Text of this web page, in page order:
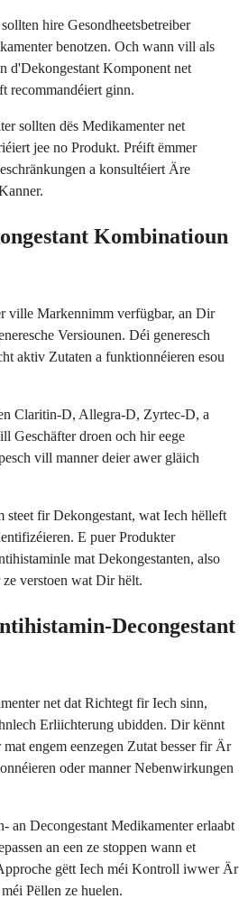
hire Gesondheetsbetreiber
benotzen. Och wann vill als
d'Dekongestant Komponent net
recommandéiert ginn.
sollten dës Medikamenter net
jee no Produkt. Préift ëmmer
a konsultéiert Äre
Kombinatioun
ville Markennimm verfügbar, an Dir
Versiounen. Déi generesch
aktiv Zutaten a funktionnéieren esou
Claritin-D, Allegra-D, Zyrtec-D, a
Geschäfter droen och hir eege
vill manner deier awer gläich
fir Dekongestant, wat Iech hëlleft
E puer Produkter
mat Dekongestanten, also
verstoen wat Dir hëlt.
Decongestant
net dat Richtegt fir Iech sinn,
Erliichterung ubidden. Dir kënnt
engem eenzegen Zutat besser fir Är
oder manner Nebenwirkungen
an Decongestant Medikamenter erlaabt
an een ze stoppen wann et
gëtt Iech méi Kontroll iwwer Är
Pëllen ze huelen.